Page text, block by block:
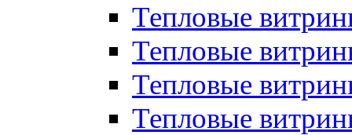
Тепловые
Тепловые
Тепловые
Тепловые